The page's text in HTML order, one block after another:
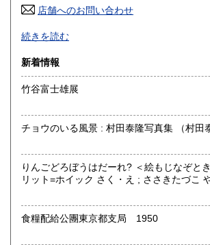
高知県 200円
佐賀県
熊本県 200円 大分県
沖縄県 200円
店舗へのお問い合わせ
甦れ60年代をキャッチフレーズに愛知県安
した。
平成17年には、東京神田神保町にも出店し
（東京都千代田区神田神保町1−34）
TEL 03−3292−7787。
※日本の古本屋の在庫に関しては、愛知県
理しておりますのでどちらの在庫かを知り
沿線名：-
定休日：-
続きを読む
新着情報
竹谷富士雄展
チョウのいる風景 : 村
りんごどろぼうはだーれ? ＜絵もじなぞとき絵本＞
リット=ホイック さく・え ; ささきたづこ や
食糧配給公團東京都支局 1950